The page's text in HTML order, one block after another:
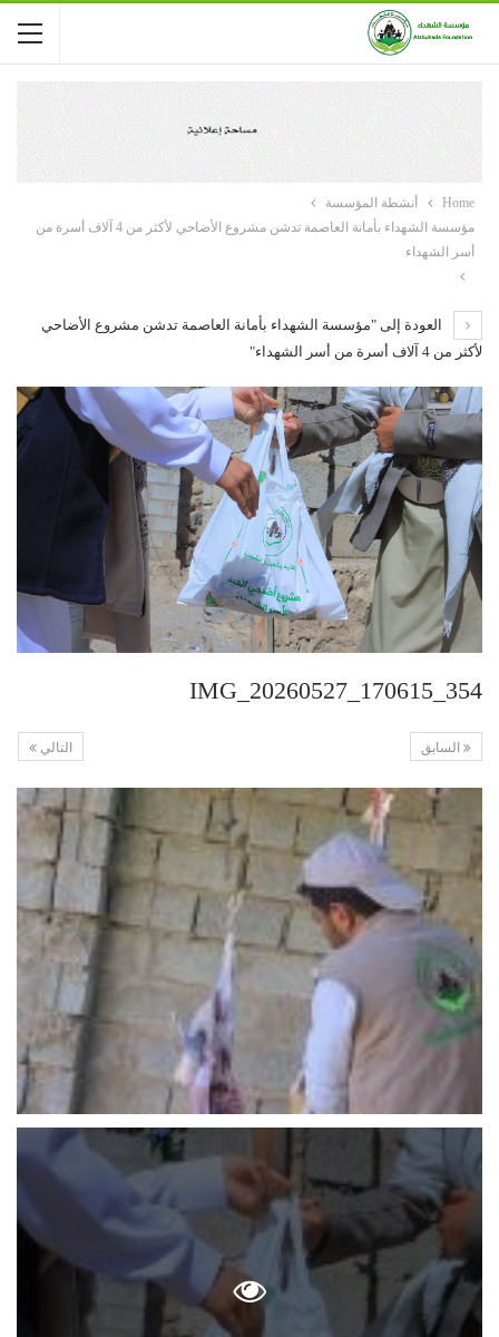
Home
أنشطة المؤسسة
مؤسسة الشهداء بأمانة العاصمة تدشن مشروع الأضاحي لأكثر من 4 آلاف أسرة من
أسر الشهداء
العودة إلى "مؤسسة الشهداء بأمانة العاصمة تدشن مشروع الأضاحي
لأكثر من 4 آلاف أسرة من أسر الشهداء"
IMG_20260527_170615_354
التالي السابق